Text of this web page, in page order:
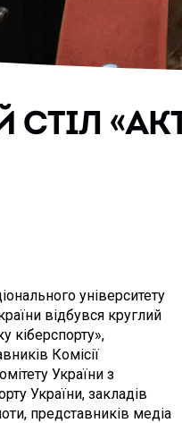
університету
відбувся круглий
кіберспорту»,
Комісії
України з
України, закладів
представників медіа